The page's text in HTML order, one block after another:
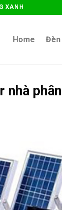
XANH
Home Đèn
nhà